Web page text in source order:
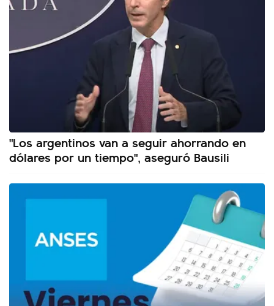
"Los argentinos van a seguir ahorrando en
dólares por un tiempo", aseguró Bausili